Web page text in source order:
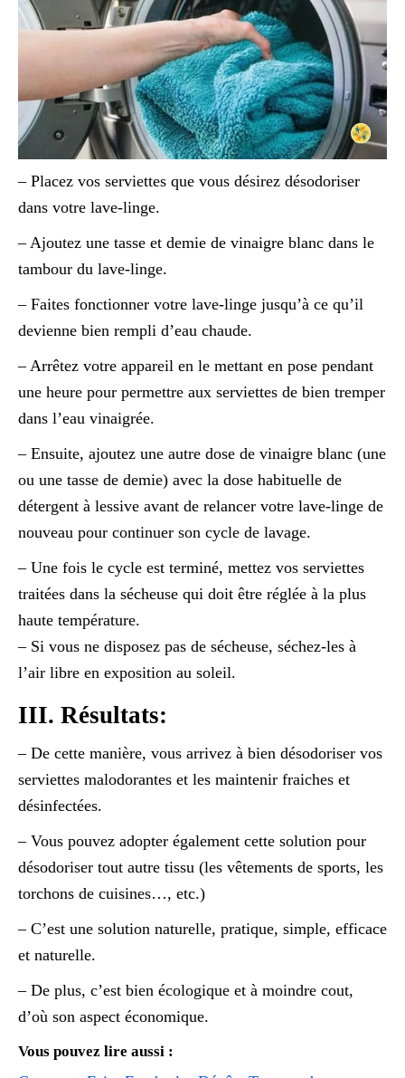
– Placez vos serviettes que vous désirez désodoriser
dans votre lave-linge.
– Ajoutez une tasse et demie de vinaigre blanc dans le
tambour du lave-linge.
– Faites fonctionner votre lave-linge jusqu’à ce qu’il
devienne bien rempli d’eau chaude.
– Arrêtez votre appareil en le mettant en pose pendant
une heure pour permettre aux serviettes de bien tremper
dans l’eau vinaigrée.
– Ensuite, ajoutez une autre dose de vinaigre blanc (une
ou une tasse de demie) avec la dose habituelle de
détergent à lessive avant de relancer votre lave-linge de
nouveau pour continuer son cycle de lavage.
– Une fois le cycle est terminé, mettez vos serviettes
traitées dans la sécheuse qui doit être réglée à la plus
haute température.
– Si vous ne disposez pas de sécheuse, séchez-les à
l’air libre en exposition au soleil.
III. Résultats:
– De cette manière, vous arrivez à bien désodoriser vos
serviettes malodorantes et les maintenir fraiches et
désinfectées.
– Vous pouvez adopter également cette solution pour
désodoriser tout autre tissu (les vêtements de sports, les
torchons de cuisines…, etc.)
– C’est une solution naturelle, pratique, simple, efficace
et naturelle.
– De plus, c’est bien écologique et à moindre cout,
d’où son aspect économique.
Vous pouvez lire aussi :